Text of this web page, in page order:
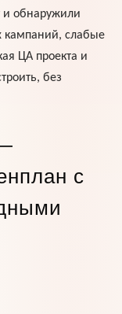
и обнаружили
кампаний, слабые
ЦА проекта и
без